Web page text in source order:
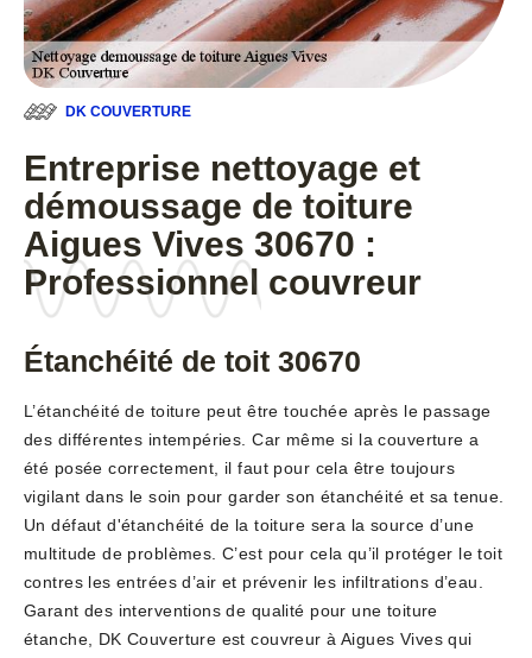
DK COUVERTURE
Entreprise nettoyage et
démoussage de toiture
Aigues Vives 30670 :
Professionnel couvreur
Étanchéité de toit 30670
L’étanchéité de toiture peut être touchée après le passage
des différentes intempéries. Car même si la couverture a
été posée correctement, il faut pour cela être toujours
vigilant dans le soin pour garder son étanchéité et sa tenue.
Un défaut d'étanchéité de la toiture sera la source d’une
multitude de problèmes. C’est pour cela qu’il protéger le toit
contres les entrées d’air et prévenir les infiltrations d’eau.
Garant des interventions de qualité pour une toiture
étanche, DK Couverture est couvreur à Aigues Vives qui